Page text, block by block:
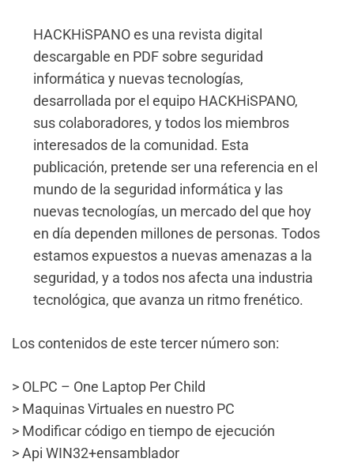
HACKHiSPANO es una revista digital
descargable en PDF sobre seguridad
informática y nuevas tecnologías,
desarrollada por el equipo HACKHiSPANO,
sus colaboradores, y todos los miembros
interesados de la comunidad. Esta
publicación, pretende ser una referencia en el
mundo de la seguridad informática y las
nuevas tecnologías, un mercado del que hoy
en día dependen millones de personas. Todos
estamos expuestos a nuevas amenazas a la
seguridad, y a todos nos afecta una industria
tecnológica, que avanza un ritmo frenético.
Los contenidos de este tercer número son:
> OLPC – One Laptop Per Child
> Maquinas Virtuales en nuestro PC
> Modificar código en tiempo de ejecución
> Api WIN32+ensamblador